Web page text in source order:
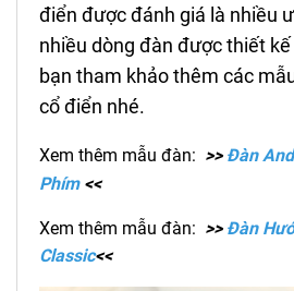
điển được đánh giá là nhiều
nhiều dòng đàn được thiết
bạn tham khảo thêm các
cổ điển nhé.
Xem thêm mẫu đàn: >> Đàn
Phím<<
Xem thêm mẫu đàn: >> Đàn
Classic<<